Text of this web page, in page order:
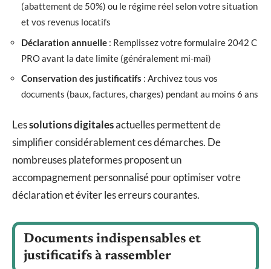
(abattement de 50%) ou le régime réel selon votre situation
et vos revenus locatifs
Déclaration annuelle : Remplissez votre formulaire 2042 C
PRO avant la date limite (généralement mi-mai)
Conservation des justificatifs : Archivez tous vos
documents (baux, factures, charges) pendant au moins 6 ans
Lessolutions digitalesactuelles permettent de
simplifier considérablement ces démarches. De
nombreuses plateformes proposent un
accompagnement personnalisé pour optimiser votre
déclaration et éviter les erreurs courantes.
Documents indispensables et
justificatifs à rassembler